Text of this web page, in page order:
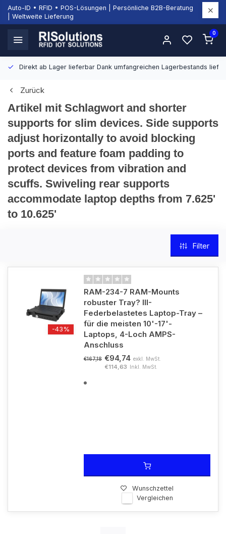
Auto-ID • RFID • POS-Lösungen | Persönliche B2B-Beratung
| Weltweite Lieferung
0
Direkt ab Lager lieferbar Dank umfangreichen Lagerbestands
Zurück
Artikel mit Schlagwort and shorter
supports for slim devices. Side supports
adjust horizontally to avoid blocking
ports and feature foam padding to
protect devices from vibration and
scuffs. Swiveling rear supports
accommodate laptop depths from 7.625'
to 10.625'
Filter
-43%
RAM-234-7 RAM-Mounts
robuster Tray? III-
Federbelastetes Laptop-Tray –
für die meisten 10'-17'-
Laptops, 4-Loch AMPS-
Anschluss
€167,18 €94,74 exkl. MwSt.
€114,63 Inkl. MwSt.
Wunschzettel
Vergleichen